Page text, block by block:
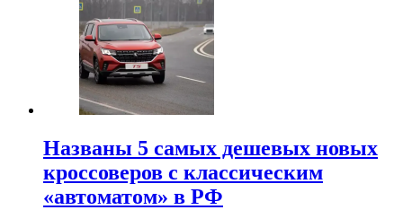
Названы 5 самых дешевых новых
кроссоверов с классическим
«автоматом» в РФ